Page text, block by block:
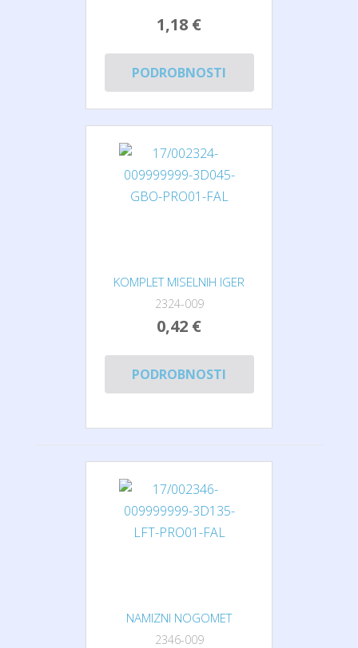
1,18 €
PODROBNOSTI
KOMPLET MISELNIH IGER
2324-009
0,42 €
PODROBNOSTI
NAMIZNI NOGOMET
2346-009